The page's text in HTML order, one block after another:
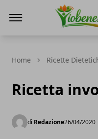
Home Ricette
Ricetta
di Redazione26/04/2020